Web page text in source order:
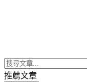
推薦文章